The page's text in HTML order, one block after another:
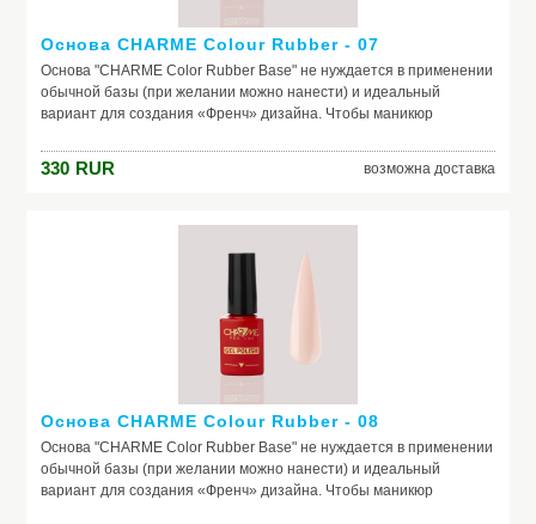
Основа CHARME Colour Rubber - 07
Основа "CHARME Color Rubber Base" не нуждается в применении
обычной базы (при желании можно нанести) и идеальный
вариант для создания «Френч» дизайна. Чтобы маникюр
лака и ногтевой пластины. Базовое покрытие выравнивает
природный тон, маскирует неровности ногтя и его естественное
красящих веществ, поможет добиться по-настоящему добротного
красите ногти самостоятельно, основа – ваш самый главный
330 RUR возможна доставка
Основа CHARME Colour Rubber - 08
Основа "CHARME Color Rubber Base" не нуждается в применении
обычной базы (при желании можно нанести) и идеальный
вариант для создания «Френч» дизайна. Чтобы маникюр